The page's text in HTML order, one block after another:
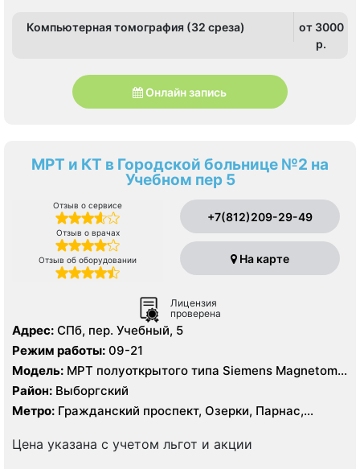
Компьютерная томография (32 среза)
от 3000
p.
Онлайн запись
МРТ и КТ в Городской больнице №2 на
Учебном пер 5
Отзыв о сервисе
Отзыв о врачах
Отзыв об оборудовании
+7(812)209-29-49
На карте
Лицензия
проверена
Адрес: СПб, пер. Учебный, 5
Режим работы: 09-21
Модель: МРТ полуоткрытого типа Siemens Magnetom
Espree 1.5 Тесла, КТ Siemens SOMATOM Definition 16
срезов, КТ Siemens SOMATOM Definition AS 64 среза
Район: Выборгский
Метро: Гражданский проспект, Озерки, Парнас,
Цена указана с учетом льгот и акции